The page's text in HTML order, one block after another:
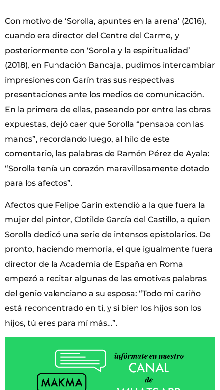
Con motivo de ‘Sorolla, apuntes en la arena’ (2016),
cuando era director del Centre del Carme, y
posteriormente con ‘Sorolla y la espiritualidad’
(2018), en Fundación Bancaja, pudimos intercambiar
impresiones con Garín tras sus respectivas
presentaciones ante los medios de comunicación.
En la primera de ellas, paseando por entre las obras
expuestas, dejó caer que Sorolla “pensaba con las
manos”, recordando luego, al hilo de este
comentario, las palabras de Ramón Pérez de Ayala:
“Sorolla tenía un corazón maravillosamente dotado
para los afectos”.
Afectos que Felipe Garín extendió a la que fuera la
mujer del pintor, Clotilde García del Castillo, a quien
Sorolla dedicó una serie de intensos epistolarios. De
pronto, haciendo memoria, el que igualmente fuera
director de la Academia de España en Roma
empezó a recitar algunas de las emotivas palabras
del genio valenciano a su esposa: “Todo mi cariño
está reconcentrado en ti, y si bien los hijos son los
hijos, tú eres para mí más…”.